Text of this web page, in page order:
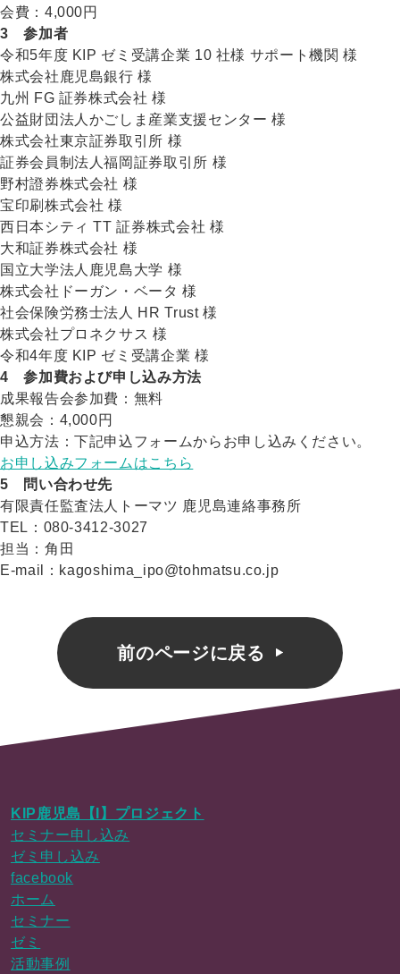
会費：4,000円
3 参加者
令和5年度 KIP ゼミ受講企業 10 社様 サポート機関 様
株式会社鹿児島銀行 様
九州 FG 証券株式会社 様
公益財団法人かごしま産業支援センター 様
株式会社東京証券取引所 様
証券会員制法人福岡証券取引所 様
野村證券株式会社 様
宝印刷株式会社 様
西日本シティ TT 証券株式会社 様
大和証券株式会社 様
国立大学法人鹿児島大学 様
株式会社ドーガン・ベータ 様
社会保険労務士法人 HR Trust 様
株式会社プロネクサス 様
令和4年度 KIP ゼミ受講企業 様
4 参加費および申し込み方法
成果報告会参加費：無料
懇親会：4,000円
申込方法：下記申込フォームからお申し込みください。
お申し込みフォームはこちら
5 問い合わせ先
有限責任監査法人トーマツ 鹿児島連絡事務所
TEL：080-3412-3027
担当：角田
E-mail：kagoshima_ipo@tohmatsu.co.jp
前のページに戻る
KIP鹿児島【I】プロジェクト
セミナー申し込み
ゼミ申し込み
facebook
ホーム
セミナー
ゼミ
活動事例